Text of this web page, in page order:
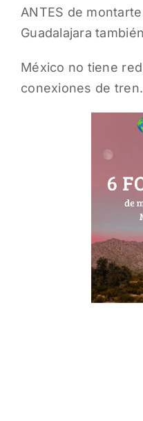
ANTES de
Guadalajara
México no tiene
conexiones de tren.